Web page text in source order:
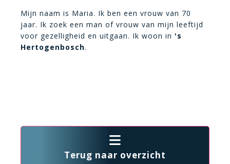
Mijn naam is Maria. Ik ben een vrouw van 70
jaar. Ik zoek een man of vrouw van mijn leeftijd
voor gezelligheid en uitgaan. Ik woon in 's
Hertogenbosch.
Terug naar overzicht